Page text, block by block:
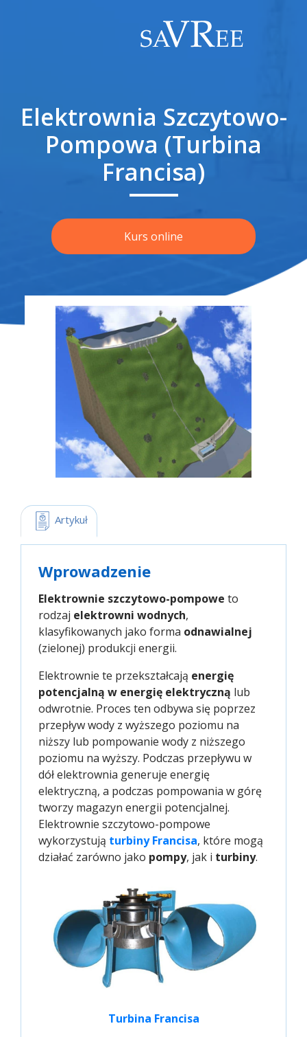
Elektrownia Szczytowo-
Pompowa (Turbina
Francisa)
Kurs online
Artykuł
Wprowadzenie
Elektrownie szczytowo-pompowe to
rodzaj elektrowni wodnych,
klasyfikowanych jako forma odnawialnej
(zielonej) produkcji energii.
Elektrownie te przekształcają energię
potencjalną w energię elektryczną lub
odwrotnie. Proces ten odbywa się poprzez
przepływ wody z wyższego poziomu na
niższy lub pompowanie wody z niższego
poziomu na wyższy. Podczas przepływu w
dół elektrownia generuje energię
elektryczną, a podczas pompowania w górę
tworzy magazyn energii potencjalnej.
Elektrownie szczytowo-pompowe
wykorzystują turbiny Francisa, które mogą
działać zarówno jako pompy, jak i turbiny.
Turbina Francisa